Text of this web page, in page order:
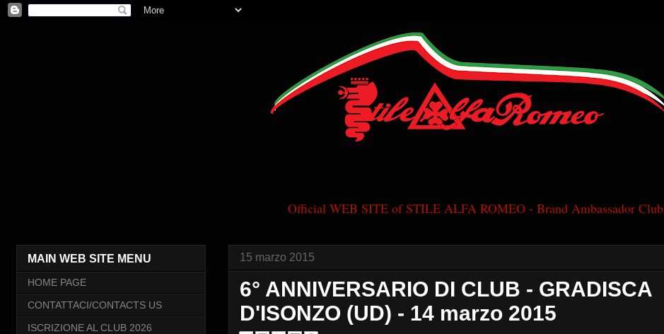
Official WEB SITE of STILE ALFA ROMEO - Brand Ambassador Club
15 marzo 2015
6° ANNIVERSARIO DI CLUB - GRADISCA
D'ISONZO (UD) - 14 marzo 2015
MAIN WEB SITE MENU
HOME PAGE
CONTATTACI/CONTACTS US
ISCRIZIONE AL CLUB 2026